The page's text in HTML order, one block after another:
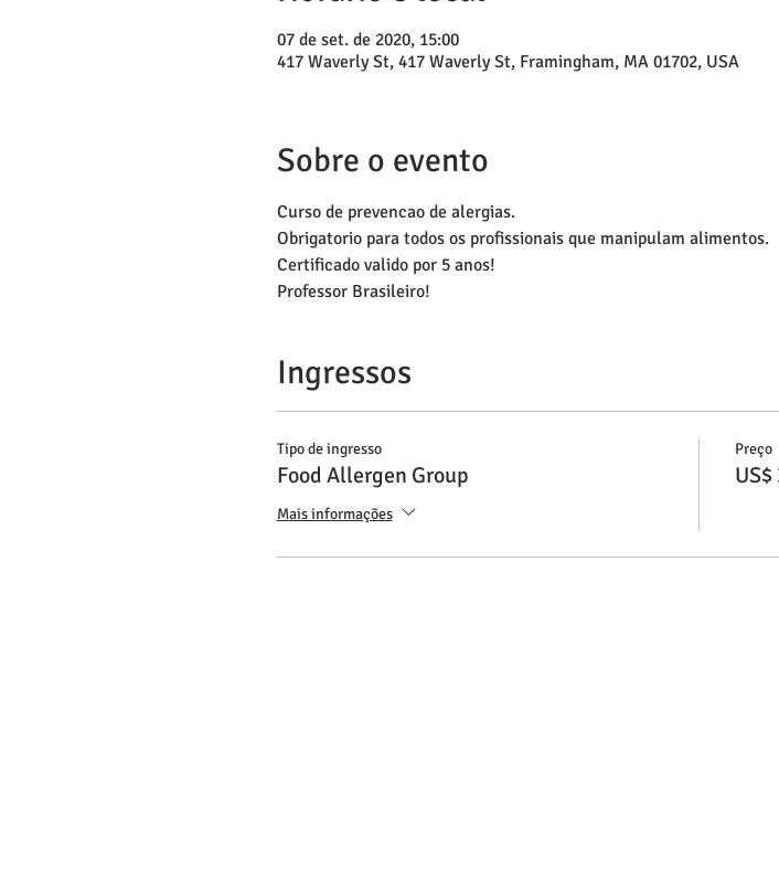
07 de set. de 2020, 15:00
417 Waverly St, 417 Waverly St, Framingham, MA 01702, USA
Sobre o evento
Curso de prevencao de alergias.
Obrigatorio para todos os profissionais que manipulam alimentos.
Certificado valido por 5 anos!
Professor Brasileiro!
Ingressos
Tipo de ingresso
Food Allergen Group
Mais informações
Preço